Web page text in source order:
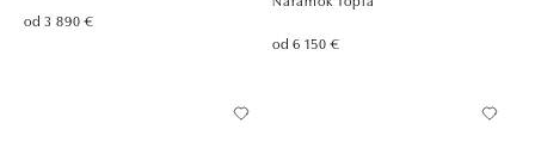
od 3 890 €
od 6 150 €